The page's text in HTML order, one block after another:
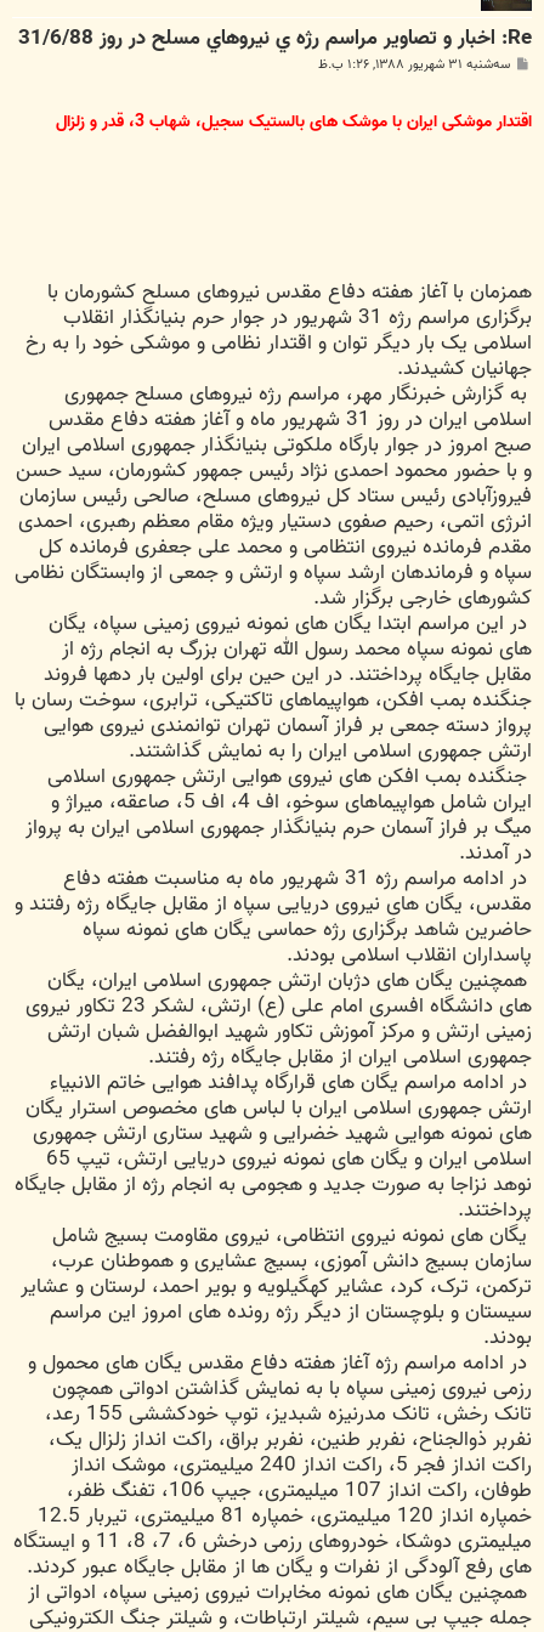
Re: اخبار و تصاوير مراسم رژه ي نيروهاي مسلح در روز 31/6/88
پ سه‌شنبه ۳۱ شهریور ۱۳۸۸, ۱:۲۶ ب.ظ
اقتدار موشکی ایران با موشک های بالستیک سجیل، شهاب 3، قدر و زلزال
همزمان با آغاز هفته دفاع مقدس نیروهای مسلح کشورمان با
برگزاری مراسم رژه 31 شهریور در جوار حرم بنیانگذار انقلاب
اسلامی یک بار دیگر توان و اقتدار نظامی و موشکی خود را به رخ
جهانیان کشیدند.
به گزارش خبرنگار مهر، مراسم رژه نیروهای مسلح جمهوری
اسلامی ایران در روز 31 شهریور ماه و آغاز هفته دفاع مقدس
صبح امروز در جوار بارگاه ملکوتی بنیانگذار جمهوری اسلامی ایران
و با حضور محمود احمدی نژاد رئیس جمهور کشورمان، سید حسن
فیروزآبادی رئیس ستاد کل نیروهای مسلح، صالحی رئیس سازمان
انرژی اتمی، رحیم صفوی دستیار ویژه مقام معظم رهبری، احمدی
مقدم فرمانده نیروی انتظامی و محمد علی جعفری فرمانده کل
سپاه و فرماندهان ارشد سپاه و ارتش و جمعی از وابستگان نظامی
کشورهای خارجی برگزار شد.
در این مراسم ابتدا یگان های نمونه نیروی زمینی سپاه، یگان
های نمونه سپاه محمد رسول الله تهران بزرگ به انجام رژه از
مقابل جایگاه پرداختند. در این حین برای اولین بار دهها فروند
جنگنده بمب افکن، هواپیماهای تاکتیکی، ترابری، سوخت رسان با
پرواز دسته جمعی بر فراز آسمان تهران توانمندی نیروی هوایی
ارتش جمهوری اسلامی ایران را به نمایش گذاشتند.
جنگنده بمب افکن های نیروی هوایی ارتش جمهوری اسلامی
ایران شامل هواپیماهای سوخو، اف 4، اف 5، صاعقه، میراژ و
میگ بر فراز آسمان حرم بنیانگذار جمهوری اسلامی ایران به پرواز
در آمدند.
در ادامه مراسم رژه 31 شهریور ماه به مناسبت هفته دفاع
مقدس، یگان های نیروی دریایی سپاه از مقابل جایگاه رژه رفتند و
حاضرین شاهد برگزاری رژه حماسی یگان های نمونه سپاه
پاسداران انقلاب اسلامی بودند.
همچنین یگان های دژبان ارتش جمهوری اسلامی ایران، یگان
های دانشگاه افسری امام علی (ع) ارتش، لشکر 23 تکاور نیروی
زمینی ارتش و مرکز آموزش تکاور شهید ابوالفضل شبان ارتش
جمهوری اسلامی ایران از مقابل جایگاه رژه رفتند.
در ادامه مراسم یگان های قرارگاه پدافند هوایی خاتم الانبیاء
ارتش جمهوری اسلامی ایران با لباس های مخصوص استرار یگان
های نمونه هوایی شهید خضرایی و شهید ستاری ارتش جمهوری
اسلامی ایران و یگان های نمونه نیروی دریایی ارتش، تیپ 65
نوهد نزاجا به صورت جدید و هجومی به انجام رژه از مقابل جایگاه
پرداختند.
یگان های نمونه نیروی انتظامی، نیروی مقاومت بسیج شامل
سازمان بسیج دانش آموزی، بسیج عشایری و هموطنان عرب،
ترکمن، ترک، کرد، عشایر کهگیلویه و بویر احمد، لرستان و عشایر
سیستان و بلوچستان از دیگر رژه رونده های امروز این مراسم
بودند.
در ادامه مراسم رژه آغاز هفته دفاع مقدس یگان های محمول و
رزمی نیروی زمینی سپاه با به نمایش گذاشتن ادواتی همچون
تانک رخش، تانک مدرنیزه شبدیز، توپ خودکششی 155 رعد،
نفربر ذوالجناح، نفربر طنین، نفربر براق، راکت انداز زلزال یک،
راکت انداز فجر 5، راکت انداز 240 میلیمتری، موشک انداز
طوفان، راکت انداز 107 میلیمتری، جیپ 106، تفنگ ظفر،
خمپاره انداز 120 میلیمتری، خمپاره 81 میلیمتری، تیربار 12.5
میلیمتری دوشکا، خودروهای رزمی درخش 6، 7، 8، 11 و ایستگاه
های رفع آلودگی از نفرات و یگان ها از مقابل جایگاه عبور کردند.
همچنین یگان های نمونه مخابرات نیروی زمینی سپاه، ادواتی از
جمله جیپ بی سیم، شیلتر ارتباطات، و شیلتر جنگ الکترونیکی